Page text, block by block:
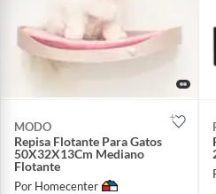
MODO
Repisa Flotante Para Gatos
50X32X13Cm Mediano
Flotante
Por Homecenter